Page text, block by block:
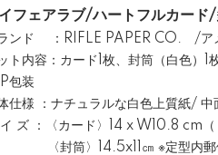
フェアラブ/ハートフルカード
ンド ：RIFLE PAPER CO. /ア
ト内容：カード1枚、封筒（白色）1
包装
仕様 ：ナチュラルな白色上質紙/ 中
ズ ：〈カード〉14 x W10.8 cm（
封筒〉14.5x11㎝ ※定型内郵